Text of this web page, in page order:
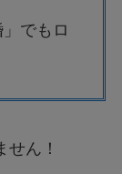
でもロ
ん！